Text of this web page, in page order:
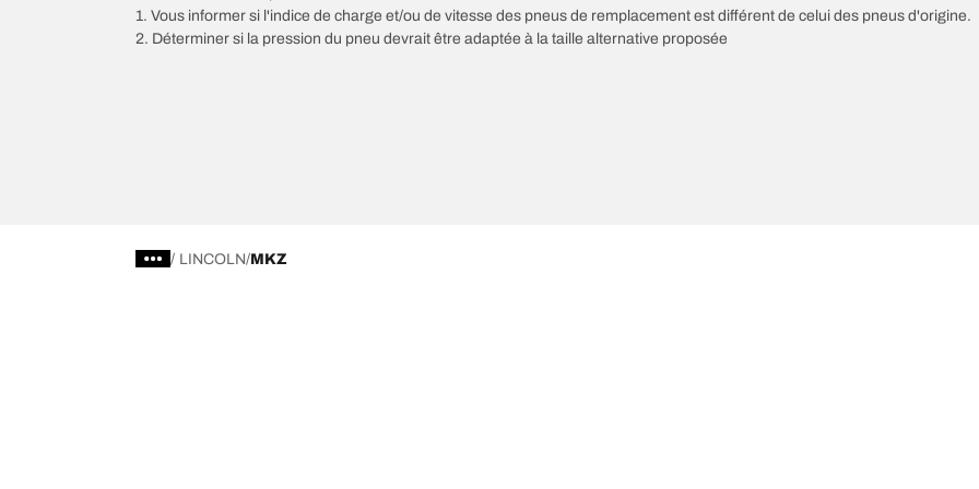
1. Vous informer si l'indice de charge et/ou de vitesse des pneus de remplacement est différent de celui des pneus d'origine.
2. Déterminer si la pression du pneu devrait être adaptée à la taille alternative proposée
/ LINCOLN MKZ